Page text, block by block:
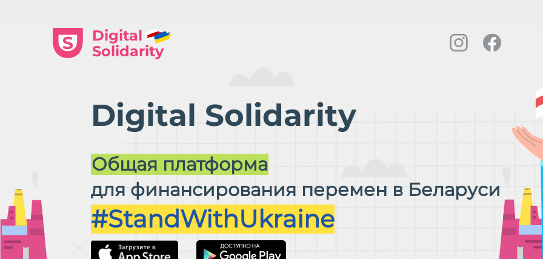
Digital
Solidarity
Digital Solidarity
Общая платформа
для финансирования перемен в Беларуси
#StandWithUkraine